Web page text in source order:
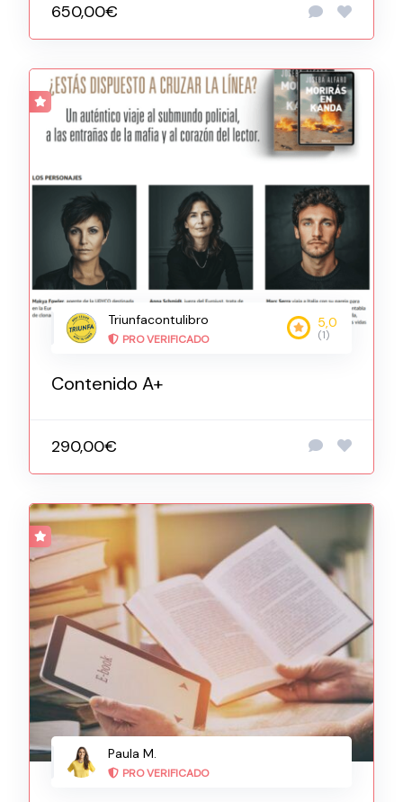
650,00€
Triunfacontulibro
PRO VERIFICADO
5,0
(1)
Contenido A+
290,00€
Paula M.
PRO VERIFICADO